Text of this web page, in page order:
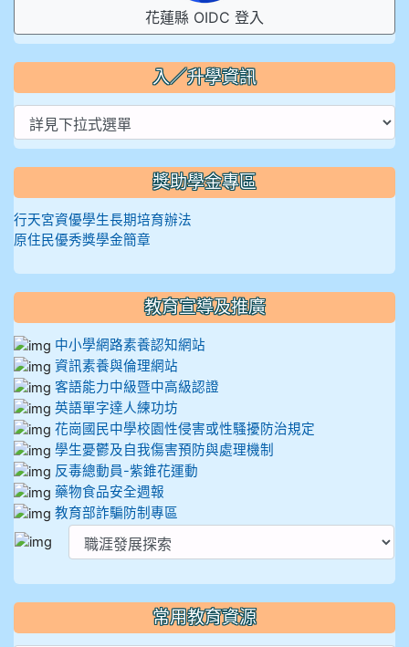
花蓮縣 OIDC 登入
入／升學資訊
獎助學金專區
行天宮資優學生長期培育辦法
原住民優秀獎學金簡章
教育宣導及推廣
中小學網路素養認知網站
資訊素養與倫理網站
客語能力中級暨中高級認證
英語單字達人練功坊
花崗國民中學校園性侵害或性騷擾防治規定
學生憂鬱及自我傷害預防與處理機制
反毒總動員-紫錐花運動
藥物食品安全週報
教育部詐騙防制專區
常用教育資源